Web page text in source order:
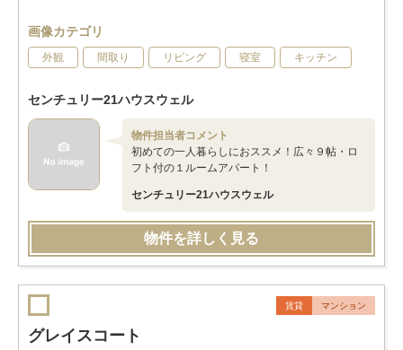
画像カテゴリ
外観 間取り リビング 寝室 キッチン
センチュリー21ハウスウェル
物件担当者コメント
初めての一人暮らしにおススメ！広々９帖・ロ
フト付の１ルームアパート！
センチュリー21ハウスウェル
物件を詳しく見る
賃貸 マンション
グレイスコート